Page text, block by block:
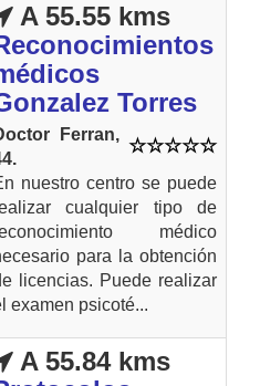
A 55.55 kms
Torres
Ferran,
nuestro centro se puede
cualquier tipo de
médico
para la obtención
licencias. Puede realizar
examen psicoté...
A 55.84 kms